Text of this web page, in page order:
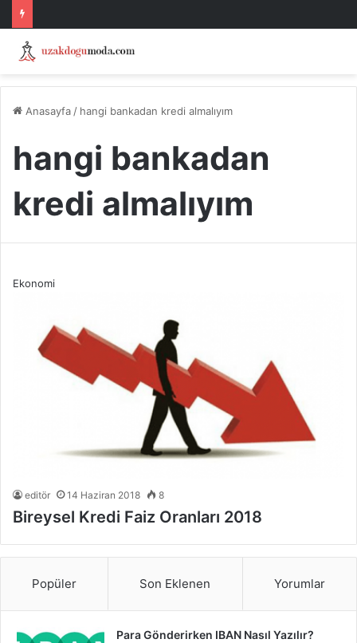
Anasayfa / hangi bankadan kredi almalıyım
hangi bankadan
kredi almalıyım
Ekonomi
editör 14 Haziran 2018 8
Bireysel Kredi Faiz Oranları 2018
Popüler Son Eklenen Yorumlar
Para Gönderirken IBAN Nasıl Yazılır?